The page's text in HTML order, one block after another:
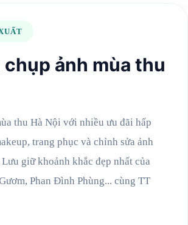
ảnh mùa thu
thu Hà Nội với nhiều ưu đãi hấp
trang phục và chỉnh sửa ảnh
giữ khoảnh khắc đẹp nhất của
Phan Đình Phùng... cùng TT